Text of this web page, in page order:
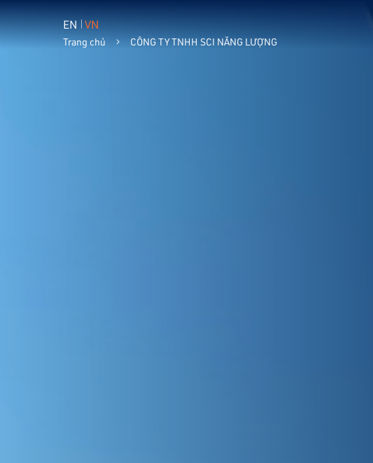
EN VN
Trang chủ CÔNG TY TNHH SCI NĂNG LƯỢNG